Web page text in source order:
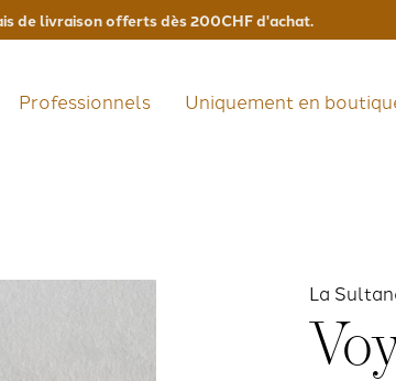
de livraison offerts dès 200CHF d'achat.
Professionnels Uniquement en
La